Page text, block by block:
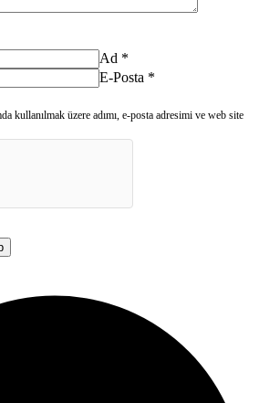
Ad *
E-Posta *
kullanılmak üzere adımı, e-posta adresimi ve web site